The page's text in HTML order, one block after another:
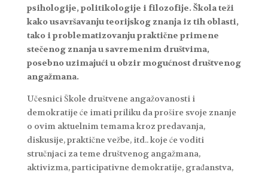
psihologije, politikologije i filozofije. Škola teži
kako usavršavanju teorijskog znanja iz tih oblasti,
tako i problematizovanju praktične primene
stečenog znanja u savremenim društvima,
posebno uzimajući u obzir mogućnost društvenog
angažmana.
Učesnici Škole društvene angažovanosti i
demokratije će imati priliku da prošire svoje znanje
o ovim aktuelnim temama kroz predavanja,
diskusije, praktične vežbe, itd.. koje će voditi
stručnjaci za teme društvenog angažmana,
aktivizma, participativne demokratije, građanstva,